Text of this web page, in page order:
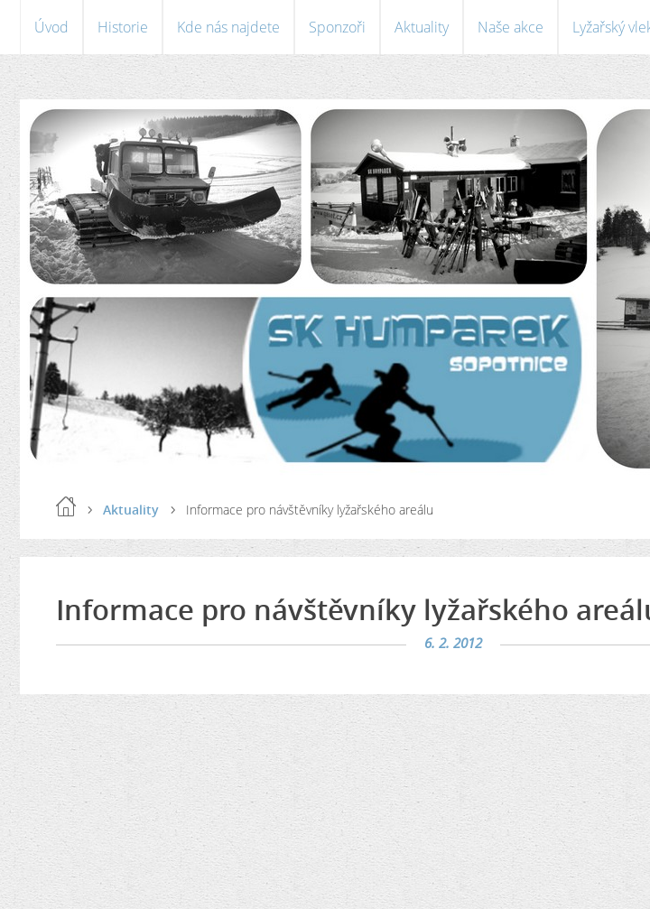
Úvod Historie Kde nás najdete Sponzoři Aktuality Naše akce Lyžařský
Aktuality Informace pro návštěvníky lyžařského areálu
Informace pro návštěvníky lyžařského
6. 2. 2012